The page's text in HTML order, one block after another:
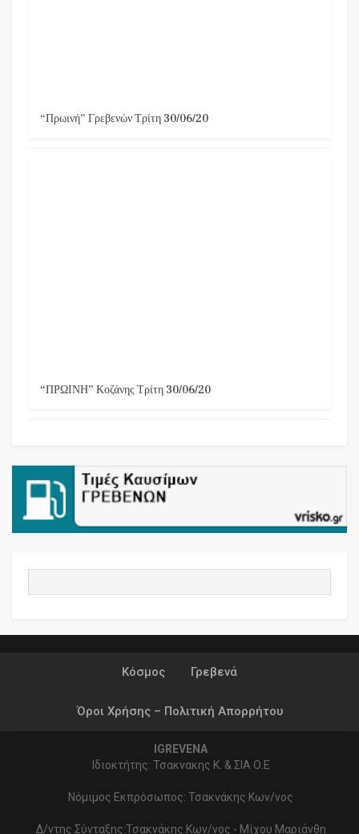
“Πρωινή” Γρεβενών Τρίτη 30/06/20
“ΠΡΩΙΝΗ” Κοζάνης Τρίτη 30/06/20
Κόσμος Γρεβενά
Όροι Χρήσης – Πολιτική Απορρήτου
IGREVENA
Ιδιοκτήτης: Τσακνακης Κ. & ΣΙΑ Ο.Ε
Νόμιμος Εκπρόσωπος: Τσακνάκης Κων/νος
Δ/ντης Σύνταξης:Τσακνάκης Κων/νος - Μίχου Μαριάνθη